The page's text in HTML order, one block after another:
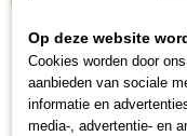
Op deze website
Cookies worden door
aanbieden van sociale
informatie en
media-, advertentie- en